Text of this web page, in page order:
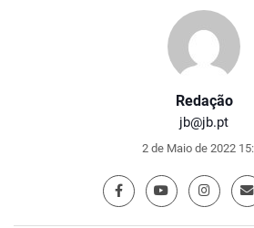
Redação
jb@jb.pt
2 de Maio de 2022